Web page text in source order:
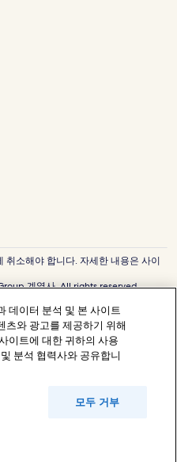
취소해야 합니다. 자세한 내용은 사이
계열사. All rights reserved.
든 상표는 해당 소유권자의 자산입니
일: CS@koreasupport.hotels.com
사. 사업자등록번호: 821-88-01025
특별시 종로구 종로5길 7(청진동). 사
, 통신판매업신고번호: 2015-서울종
데이터 분석 및 본 사이트
츠와 광고를 제공하기 위해
이트에 대한 귀하의 사용
분석 협력사와 공유합니
모두 거부